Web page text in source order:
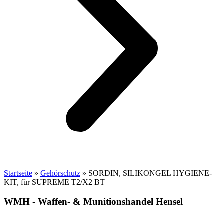
Startseite » Gehörschutz » SORDIN, SILIKONGEL HYGIENE-
KIT, für SUPREME T2/X2 BT
WMH - Waffen- & Munitionshandel Hensel